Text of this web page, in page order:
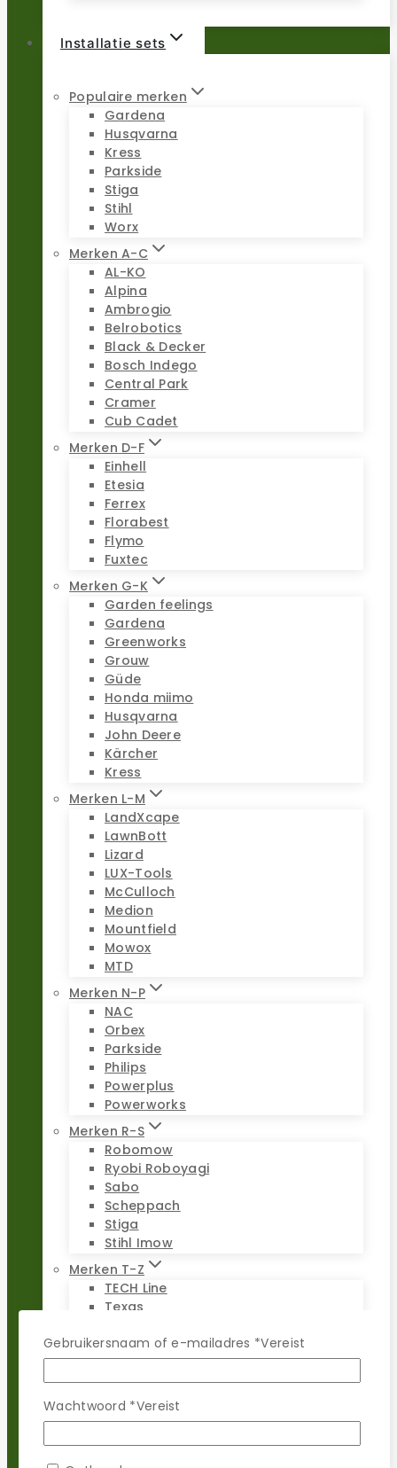
Installatie sets
Populaire merken
Gardena
Husqvarna
Kress
Parkside
Stiga
Stihl
Worx
Merken A-C
AL-KO
Alpina
Ambrogio
Belrobotics
Black & Decker
Bosch Indego
Central Park
Cramer
Cub Cadet
Merken D-F
Einhell
Etesia
Ferrex
Florabest
Flymo
Fuxtec
Merken G-K
Garden feelings
Gardena
Greenworks
Grouw
Güde
Honda miimo
Husqvarna
John Deere
Kärcher
Kress
Merken L-M
LandXcape
LawnBott
Lizard
LUX-Tools
McCulloch
Medion
Mountfield
Mowox
MTD
Merken N-P
NAC
Orbex
Parkside
Philips
Powerplus
Powerworks
Merken R-S
Robomow
Ryobi Roboyagi
Sabo
Scheppach
Stiga
Stihl Imow
Merken T-Z
TECH Line
Texas
Viking Imow
Wiper
WOLF-Garten
Worx Landroid
Yardforce
Gebruikersnaam of e-mailadres *Vereist
Wachtwoord *Vereist